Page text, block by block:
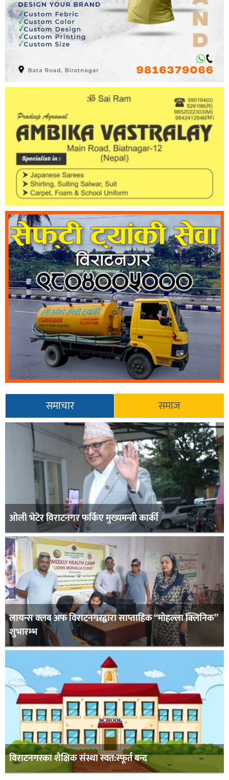
समाचार समाज
ओली भेटेर विराटनगर फर्किए मुख्यमन्त्री कार्की
लायन्स क्लब अफ विराटनगरद्वारा साप्ताहिक “मोहल्ला क्लिनिक”
शुभारम्भ
विराटनगरका शैक्षिक संस्था स्वत:स्फूर्त बन्द